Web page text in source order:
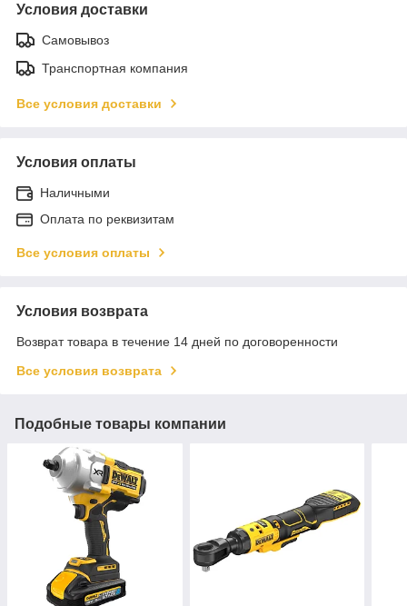
Условия доставки
Самовывоз
Транспортная компания
Все условия доставки
Условия оплаты
Наличными
Оплата по реквизитам
Все условия оплаты
Условия возврата
Возврат товара в течение 14 дней по договоренности
Все условия возврата
Подобные товары компании